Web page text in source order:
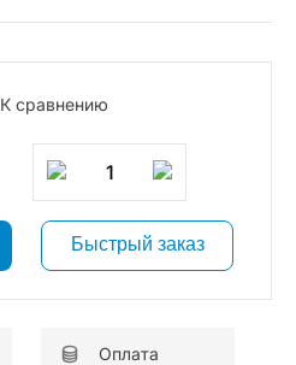
К сравнению
1
Быстрый заказ
Оплата